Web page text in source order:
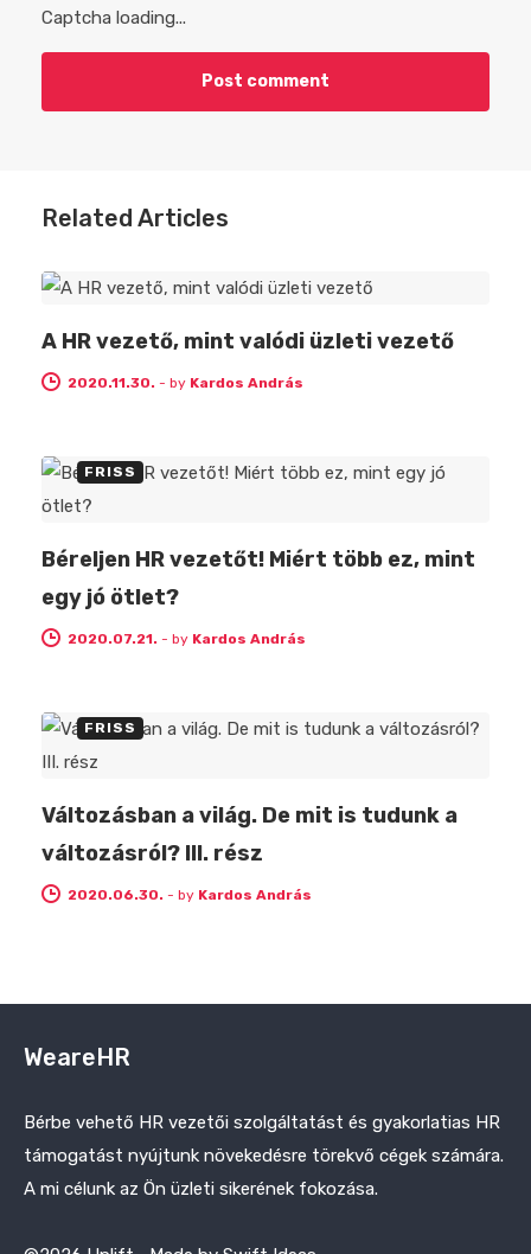
Captcha loading...
Related Articles
A HR vezető, mint valódi üzleti vezető
2020.11.30. - by Kardos András
FRISS
Béreljen HR vezetőt! Miért több ez, mint
egy jó ötlet?
2020.07.21. - by Kardos András
FRISS
Változásban a világ. De mit is tudunk a
változásról? III. rész
2020.06.30. - by Kardos András
WeareHR
Bérbe vehető HR vezetői szolgáltatást és gyakorlatias HR
támogatást nyújtunk növekedésre törekvő cégek számára.
A mi célunk az Ön üzleti sikerének fokozása.